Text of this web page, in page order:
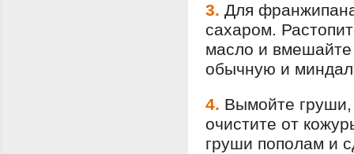
3. Для
сахаром.
масло и вмешайте
обычную и
4. Вымойте
очистите от
груши пополам и